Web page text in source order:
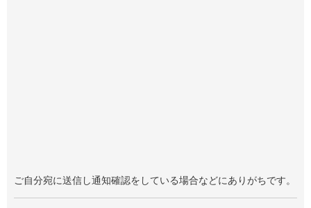
ご自分宛に送信し通知確認をしている場合などにありがちです。